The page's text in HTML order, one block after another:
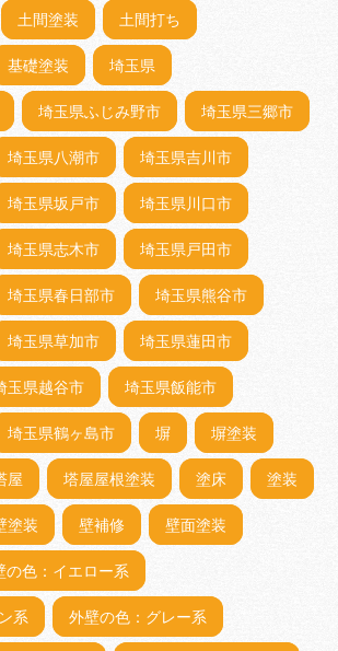
土間塗装 土間打ち
基礎塗装 埼玉県
埼玉県ふじみ野市 埼玉県三郷市
埼玉県八潮市 埼玉県吉川市
埼玉県坂戸市 埼玉県川口市
埼玉県志木市 埼玉県戸田市
埼玉県春日部市 埼玉県熊谷市
埼玉県草加市 埼玉県蓮田市
玉県越谷市 埼玉県飯能市
埼玉県鶴ヶ島市 塀 塀塗装
屋 塔屋屋根塗装 塗床 塗装
塗装 壁補修 壁面塗装
の色：イエロー系
系 外壁の色：グレー系